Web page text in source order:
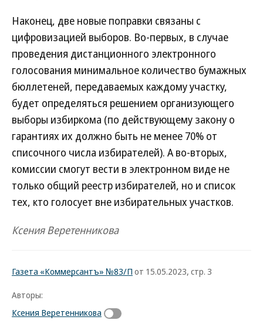
Наконец, две новые поправки связаны с
цифровизацией выборов. Во-первых, в случае
проведения дистанционного электронного
голосования минимальное количество бумажных
бюллетеней, передаваемых каждому участку,
будет определяться решением организующего
выборы избиркома (по действующему закону о
гарантиях их должно быть не менее 70% от
списочного числа избирателей). А во-вторых,
комиссии смогут вести в электронном виде не
только общий реестр избирателей, но и список
тех, кто голосует вне избирательных участков.
Ксения Веретенникова
Газета «Коммерсантъ» №83/П от 15.05.2023, стр. 3
Авторы:
Ксения Веретенникова